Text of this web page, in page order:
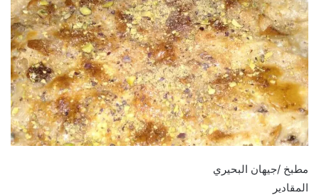
مطبخ /جيهان البحيري
المقادير